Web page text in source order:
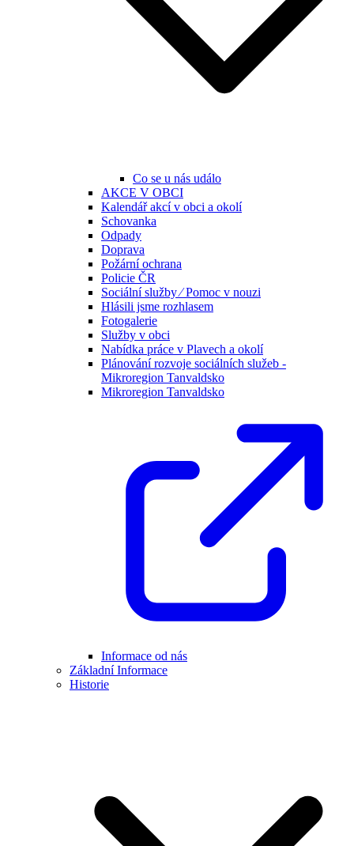
Co se u nás událo
AKCE V OBCI
Kalendář akcí v obci a okolí
Schovanka
Odpady
Doprava
Požární ochrana
Policie ČR
Sociální služby ⁄ Pomoc v nouzi
Hlásili jsme rozhlasem
Fotogalerie
Služby v obci
Nabídka práce v Plavech a okolí
Plánování rozvoje sociálních služeb -
Mikroregion Tanvaldsko
Mikroregion Tanvaldsko
Informace od nás
Základní Informace
Historie